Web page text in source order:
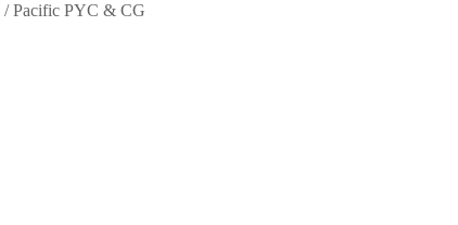
/ Pacific PYC & CG